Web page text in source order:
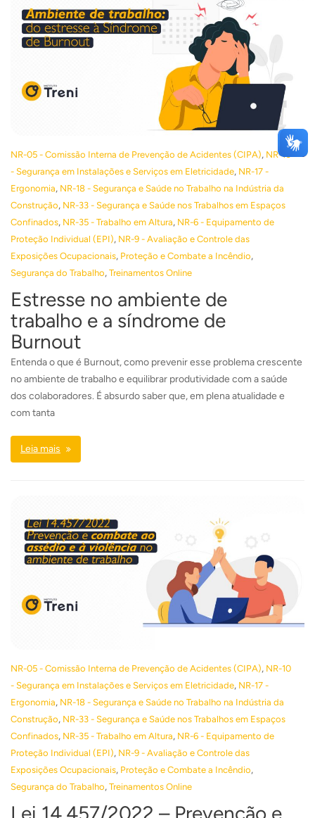
NR-05 - Comissão Interna de Prevenção de Acidentes (CIPA), NR-10
- Segurança em Instalações e Serviços em Eletricidade, NR-17 -
Ergonomia, NR-18 - Segurança e Saúde no Trabalho na Indústria da
Construção, NR-33 - Segurança e Saúde nos Trabalhos em Espaços
Confinados, NR-35 - Trabalho em Altura, NR-6 - Equipamento de
Proteção Individual (EPI), NR-9 - Avaliação e Controle das
Exposições Ocupacionais, Proteção e Combate a Incêndio,
Segurança do Trabalho, Treinamentos Online
Estresse no ambiente de
trabalho e a síndrome de
Burnout
Entenda o que é Burnout, como prevenir esse problema crescente
no ambiente de trabalho e equilibrar produtividade com a saúde
dos colaboradores. É absurdo saber que, em plena atualidade e
com tanta
Leia mais
NR-05 - Comissão Interna de Prevenção de Acidentes (CIPA), NR-10
- Segurança em Instalações e Serviços em Eletricidade, NR-17 -
Ergonomia, NR-18 - Segurança e Saúde no Trabalho na Indústria da
Construção, NR-33 - Segurança e Saúde nos Trabalhos em Espaços
Confinados, NR-35 - Trabalho em Altura, NR-6 - Equipamento de
Proteção Individual (EPI), NR-9 - Avaliação e Controle das
Exposições Ocupacionais, Proteção e Combate a Incêndio,
Segurança do Trabalho, Treinamentos Online